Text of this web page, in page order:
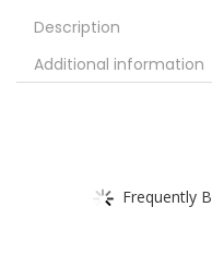
Description
Additional information
Frequently